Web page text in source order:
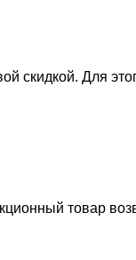
скидкой. Для
товар